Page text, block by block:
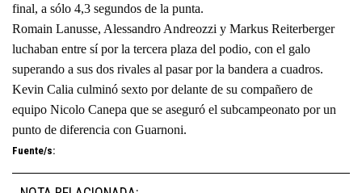
final, a sólo 4,3 segundos de la punta.
Romain Lanusse, Alessandro Andreozzi y Markus Reiterberger
luchaban entre sí por la tercera plaza del podio, con el galo
superando a sus dos rivales al pasar por la bandera a cuadros.
Kevin Calia culminó sexto por delante de su compañero de
equipo Nicolo Canepa que se aseguró el subcampeonato por un
punto de diferencia con Guarnoni.
Fuente/s: